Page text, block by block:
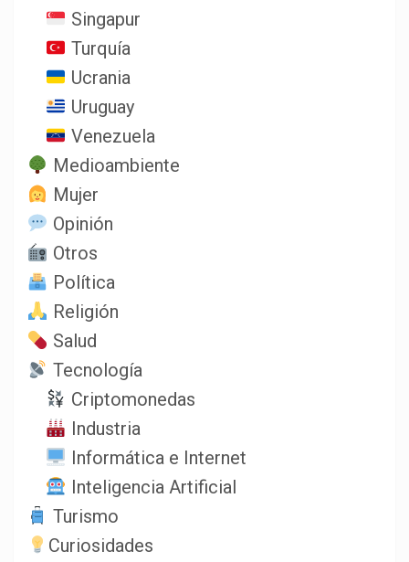
Singapur
Turquía
Ucrania
Uruguay
Venezuela
Medioambiente
Mujer
Opinión
Otros
Política
Religión
Salud
Tecnología
Criptomonedas
Industria
Informática e Internet
Inteligencia Artificial
Turismo
Curiosidades